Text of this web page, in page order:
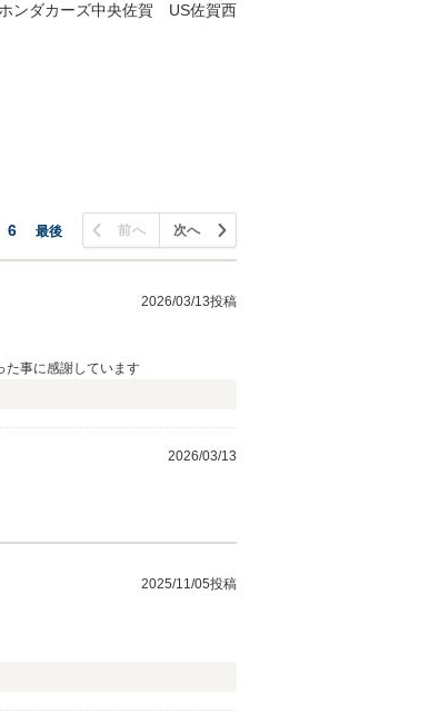
ホンダカーズ中央佐賀 US佐賀西
6 最後 前へ 次へ
2026/03/13投稿
た事に感謝しています
2026/03/13
2025/11/05投稿